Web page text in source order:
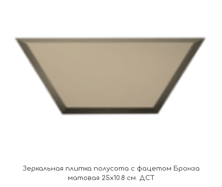
Зеркальная плитка полусота с фацетом Бронза
матовая 25х10.8 см. ДСТ